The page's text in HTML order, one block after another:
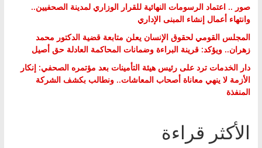
صور .. اعتماد الرسومات النهائية للقرار الوزاري لمدينة الصحفيين..
وانتهاء أعمال إنشاء المبنى الإداري
المجلس القومي لحقوق الإنسان يعلن متابعة قضية الدكتور محمد
زهران.. ويؤكد: قرينة البراءة وضمانات المحاكمة العادلة حق أصيل
دار الخدمات ترد على رئيس هيئة التأمينات بعد مؤتمره الصحفي: إنكار
الأزمة لا ينهي معاناة أصحاب المعاشات.. ونطالب بكشف الشركة
المنفذة
الأكثر قراءة